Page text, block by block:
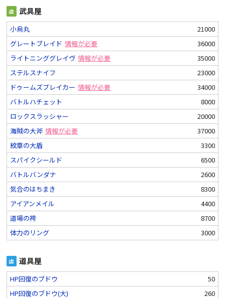
店 武具屋
小烏丸
21000
グレートブレイド 情報が必要
36000
ライトニンググレイヴ 情報が必要
35000
ステルスナイフ
23000
ドゥームズブレイカー 情報が必要
34000
バトルハチェット
8000
ロックスラッシャー
20000
海賊の大斧 情報が必要
37000
紋章の大盾
3300
スパイクシールド
6500
バトルバンダナ
2600
気合のはちまき
8300
アイアンメイル
4400
道場の袴
8700
体力のリング
3000
店 道具屋
HP回復のブドウ
50
HP回復のブドウ(大)
260